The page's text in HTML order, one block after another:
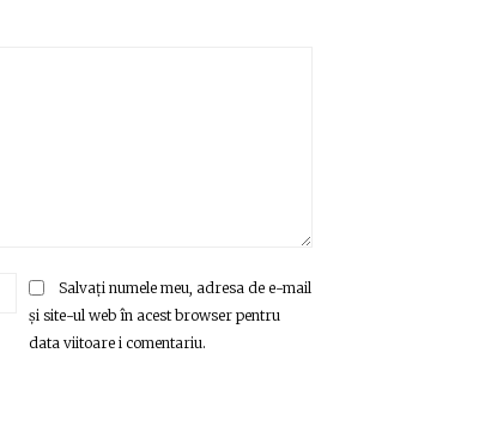
Email:*Salvați numele meu, adresa de e-mail
și site-ul web în acest browser pentru
data viitoare i comentariu.